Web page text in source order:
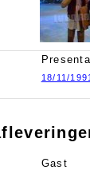
18/11/1991
Gast